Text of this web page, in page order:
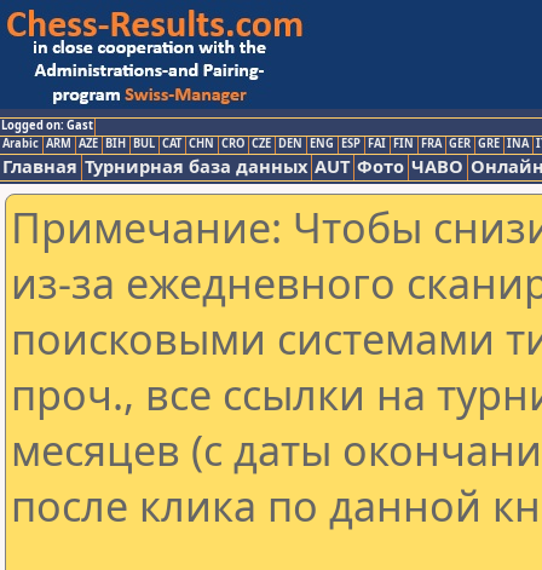
Logged on: Gast
Arabic ARM AZE BIH BUL CAT CHN CRO CZE DEN ENG ESP FAI FIN FRA GER GRE INA
Главная Турнирная база данных AUT Фото ЧАВО
Примечание: Чтобы
из-за ежедневного
поисковыми системами
проч., все ссылки на
месяцев (с даты
после клика по данной